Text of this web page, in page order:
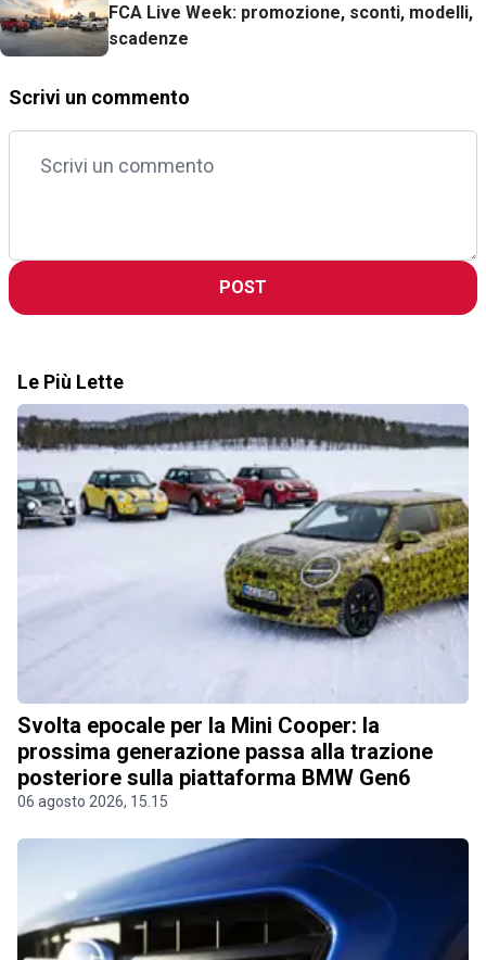
FCA Live Week: promozione, sconti, modelli,
scadenze
Scrivi un commento
POST
Le Più Lette
Svolta epocale per la Mini Cooper: la
prossima generazione passa alla trazione
posteriore sulla piattaforma BMW Gen6
06 agosto 2026, 15.15